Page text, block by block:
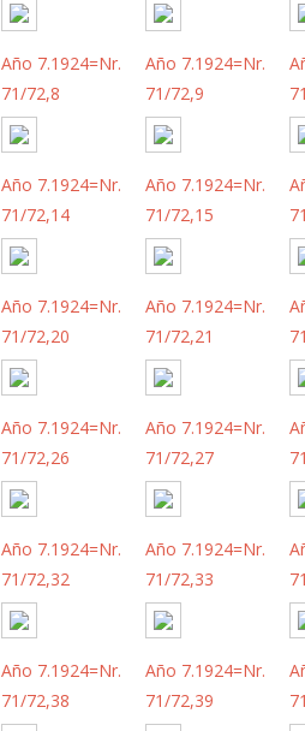
Año 7.1924=Nr.
71/72,8
Año 7.1924=Nr.
71/72,9
Año 7.1924=Nr.
71/72,14
Año 7.1924=Nr.
71/72,15
Año 7.1924=Nr.
71/72,20
Año 7.1924=Nr.
71/72,21
Año 7.1924=Nr.
71/72,26
Año 7.1924=Nr.
71/72,27
Año 7.1924=Nr.
71/72,32
Año 7.1924=Nr.
71/72,33
Año 7.1924=Nr.
71/72,38
Año 7.1924=Nr.
71/72,39